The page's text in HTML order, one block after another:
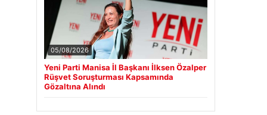
05/08/2026
Yeni Parti Manisa İl Başkanı İlksen Özalper
Rüşvet Soruşturması Kapsamında
Gözaltına Alındı